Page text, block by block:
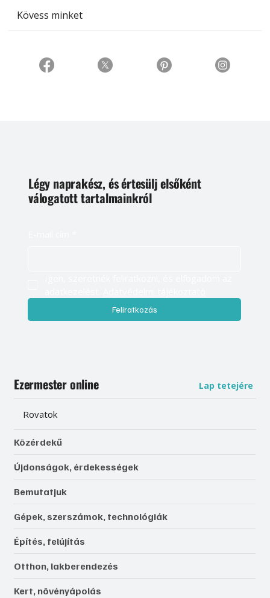
Kövess minket
Légy naprakész, és értesülj elsőként
válogatott tartalmainkról
Feliratkozás
Ezermester online Lap tetejére
Rovatok
Közérdekű
Újdonságok, érdekességek
Bemutatjuk
Gépek, szerszámok, technológiák
Építés, felújítás
Otthon, lakberendezés
Kert, növényápolás